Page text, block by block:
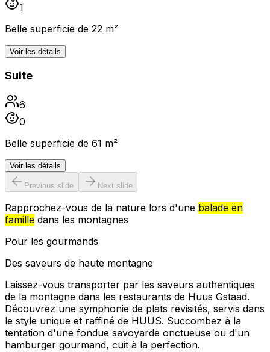
1
Belle superficie de 22 m²
Voir les détails
Suite
6
0
Belle superficie de 61 m²
Voir les détails
Previous slide Next slide
Rapprochez-vous de la nature lors d'une balade en
famille dans les montagnes
Pour les gourmands
Des saveurs de haute montagne
Laissez-vous transporter par les saveurs authentiques
de la montagne dans les restaurants de Huus Gstaad.
Découvrez une symphonie de plats revisités, servis dans
le style unique et raffiné de HUUS. Succombez à la
tentation d'une fondue savoyarde onctueuse ou d'un
hamburger gourmand, cuit à la perfection.